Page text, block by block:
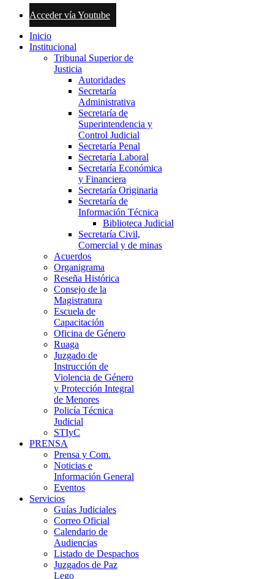
Acceder vía Youtube
Inicio
Institucional
Tribunal Superior de
Justicia
Autoridades
Secretaría
Administrativa
Secretaría de
Superintendencia y
Control Judicial
Secretaría Penal
Secretaría Laboral
Secretaría Económica
y Financiera
Secretaría Originaria
Secretaría de
Información Técnica
Biblioteca Judicial
Secretaría Civil,
Comercial y de minas
Acuerdos
Organigrama
Reseña Histórica
Consejo de la
Magistratura
Escuela de
Capacitación
Oficina de Género
Ruaga
Juzgado de
Instrucción de
Violencia de Género
y Protección Integral
de Menores
Policía Técnica
Judicial
STIyC
PRENSA
Prensa y Com.
Noticias e
Información General
Eventos
Servicios
Guías Judiciales
Correo Oficial
Calendario de
Audiencias
Listado de Despachos
Juzgados de Paz
Lego